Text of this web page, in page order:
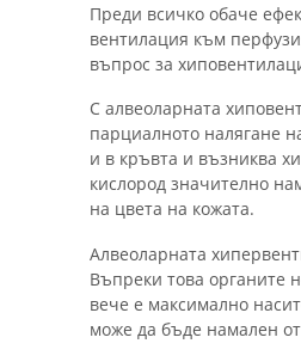
Преди всичко обаче
вентилация към
въпрос за
С алвеоларната
парциалното налягане
и в кръвта и възниква
кислород значително
на цвета на кожата.
Алвеоларната
Въпреки това органите
вече е максимално
може да бъде намален